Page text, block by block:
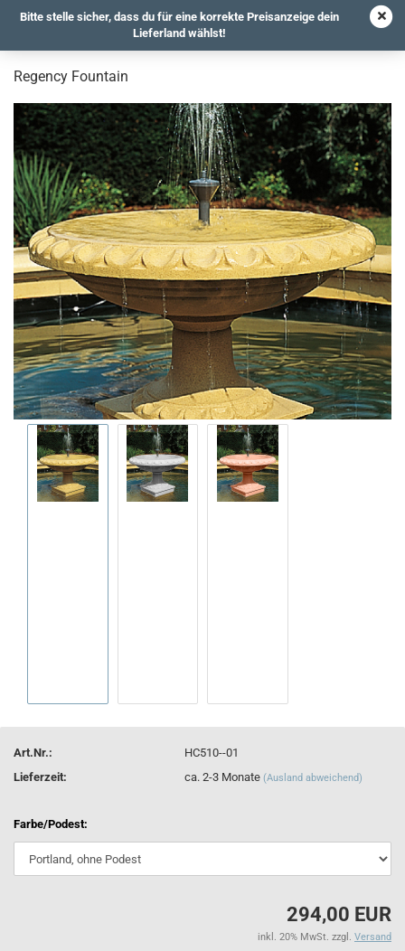
Bitte stelle sicher, dass du für eine korrekte Preisanzeige dein
Lieferland wählst!
Regency Fountain
Art.Nr.:
HC510--01
Lieferzeit:
ca. 2-3 Monate(Ausland abweichend)
Farbe/Podest:
294,00 EUR
inkl. 20% MwSt. zzgl. Versand